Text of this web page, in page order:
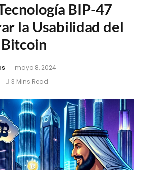
BIP-47
la Usabilidad del
mayo 8, 2024
3 Mins Read